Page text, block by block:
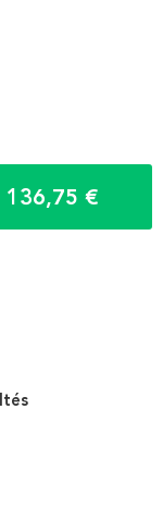
136,75 €